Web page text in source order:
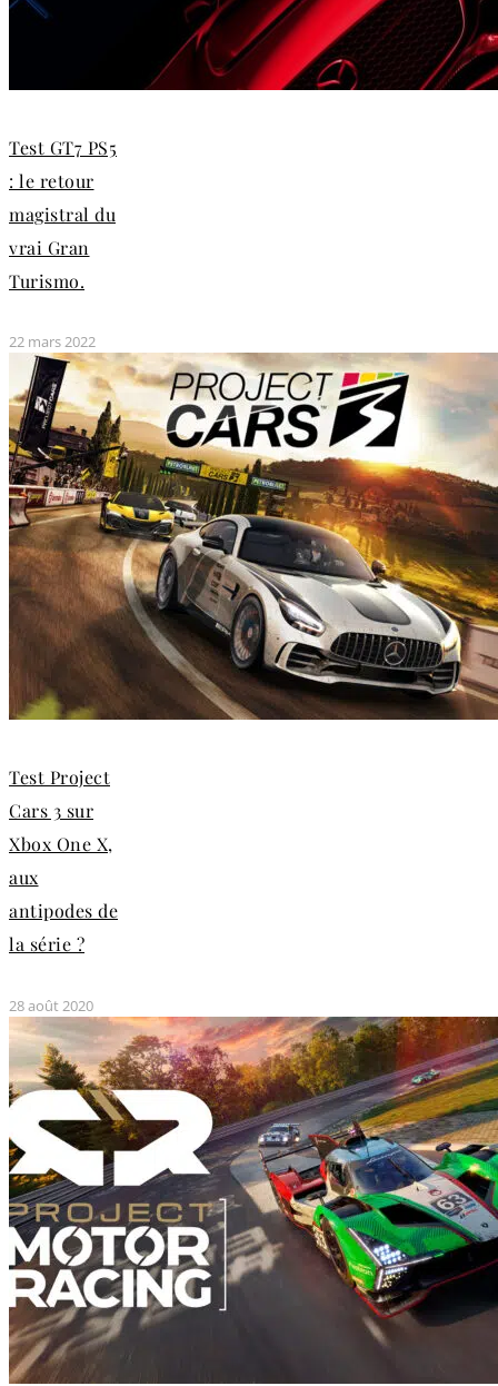
Test GT7 PS5
: le retour
magistral du
vrai Gran
Turismo.
22 mars 2022
Test Project
Cars 3 sur
Xbox One X,
aux
antipodes de
la série ?
28 août 2020